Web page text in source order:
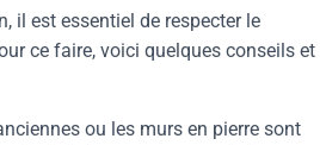
il est essentiel de respecter le
ce faire, voici quelques conseils et
ou les murs en pierre sont